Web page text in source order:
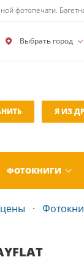
фотопечати.
Выбрать город
Я ИЗ
ФОТОКНИГИ